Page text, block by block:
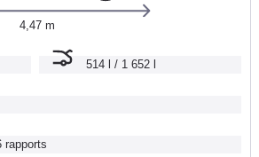
4,47 m
514 l / 1 652 l
rapports